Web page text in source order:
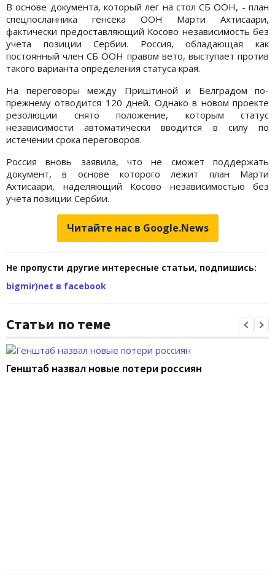
В основе документа, который лег на стол СБ ООН, - план
спецпосланника генсека ООН Марти Ахтисаари,
фактически предоставляющий Косово независимость без
учета позиции Сербии. Россия, обладающая как
постоянный член СБ ООН правом вето, выступает против
такого варианта определения статуса края.
На переговоры между Приштиной и Белградом по-
прежнему отводится 120 дней. Однако в новом проекте
резолюции снято положение, которым статус
независимости автоматически вводится в силу по
истечении срока переговоров.
Россия вновь заявила, что не сможет поддержать
документ, в основе которого лежит план Марти
Ахтисаари, наделяющий Косово независимостью без
учета позиции Сербии.
Читайте нас в Google.News
Не пропусти другие интересные статьи, подпишись:
bigmir)net в facebook
Статьи по теме
Генштаб назвал новые потери россиян